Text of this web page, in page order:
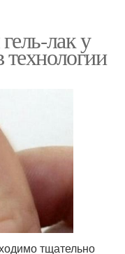
лак у
тщательно